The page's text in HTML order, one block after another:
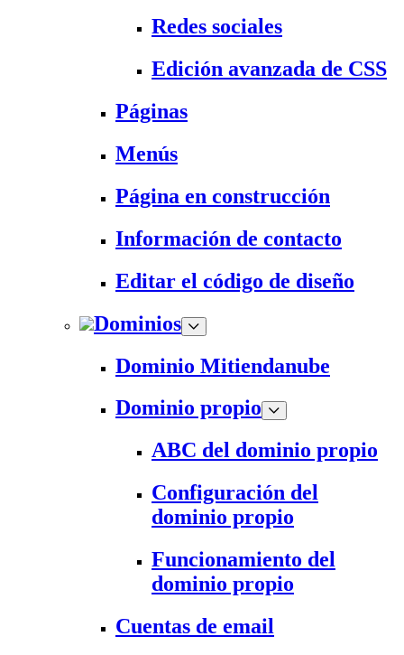
Redes sociales
Edición avanzada de CSS
Páginas
Menús
Página en construcción
Información de contacto
Editar el código de diseño
Dominios
Dominio Mitiendanube
Dominio propio
ABC del dominio propio
Configuración del
dominio propio
Funcionamiento del
dominio propio
Cuentas de email